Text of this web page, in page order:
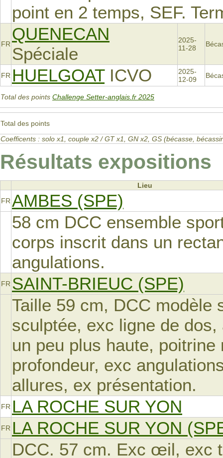
point en 2 temps, SEF.
FR
QUENECAN
Spéciale
2025-
11-28
FR HUELGOATICVO
2025-
12-09
Total des points Challenge Setter-anglais.fr 2025
Total des points
Coefficents : solo x1, couple x2 / GT x1, GN x2, GS (bécasse,
Résultats expositions
Lieu
FR AMBES (SPE)
58 cm DCC ensemble
corps inscrit dans un
angulations.
FR SAINT-BRIEUC (SPE)
Taille 59 cm, DCC modèle
sculptée, exc ligne de
un peu plus haute, poitrine
profondeur, exc
allures, ex présentation.
FR LA ROCHE SUR YON
FR LA ROCHE SUR YON
DCC. 57 cm. Exc œil, exc